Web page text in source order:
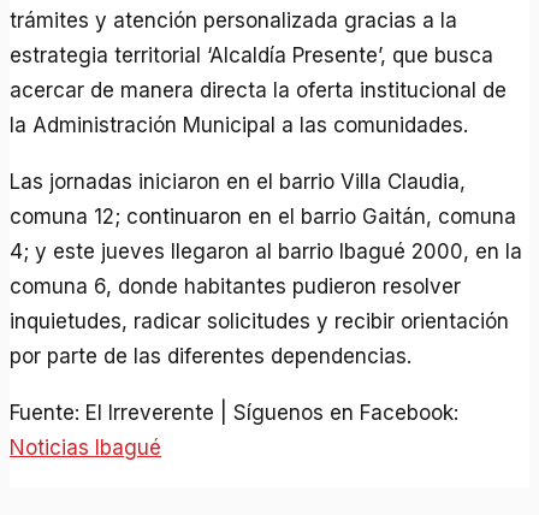
trámites y atención personalizada gracias a la
estrategia territorial ‘Alcaldía Presente’, que busca
acercar de manera directa la oferta institucional de
la Administración Municipal a las comunidades.
Las jornadas iniciaron en el barrio Villa Claudia,
comuna 12; continuaron en el barrio Gaitán, comuna
4; y este jueves llegaron al barrio Ibagué 2000, en la
comuna 6, donde habitantes pudieron resolver
inquietudes, radicar solicitudes y recibir orientación
por parte de las diferentes dependencias.
Fuente: El Irreverente | Síguenos en Facebook:
Noticias Ibagué